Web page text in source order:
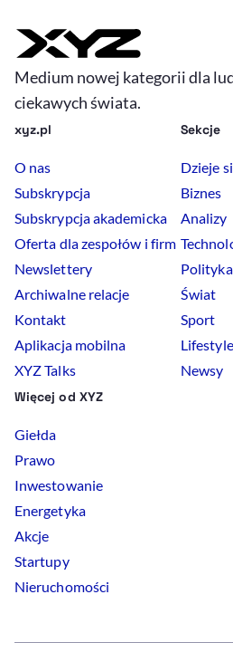
Medium nowej kategorii dla
ciekawych świata.
xyz.pl
O nas
Subskrypcja
Subskrypcja akademicka
Oferta dla zespołów i firm
Newslettery
Archiwalne relacje
Kontakt
Aplikacja mobilna
XYZ Talks
Sekcje
Dzieje
Biznes
Analizy
Polityka
Świat
Sport
Lifestyle
Newsy
Więcej od XYZ
Giełda
Prawo
Inwestowanie
Energetyka
Akcje
Startupy
Nieruchomości